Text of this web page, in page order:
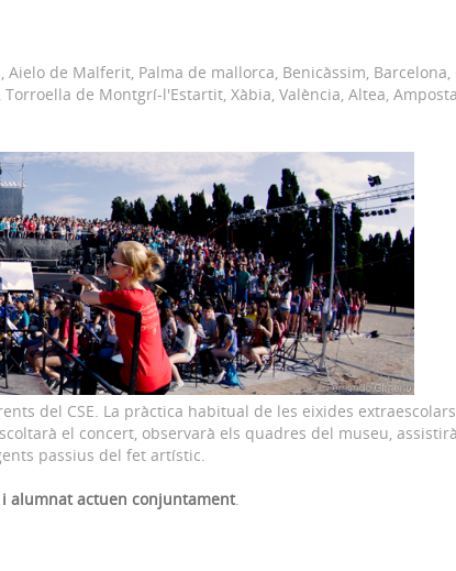
de Malferit, Palma de mallorca, Benicàssim, Barcelona,
de Montgrí-l'Estartit, Xàbia, València, Altea,
del CSE. La pràctica habitual de les eixides
el concert, observarà els quadres del museu,
passius del fet artístic.
alumnat actuen conjuntament.